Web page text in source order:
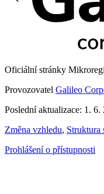
Oficiální stránky
Provozovatel Galileo
Poslední aktualizace: 1. 6.
Změna vzhledu, Struktura
Prohlášení o přístupnosti